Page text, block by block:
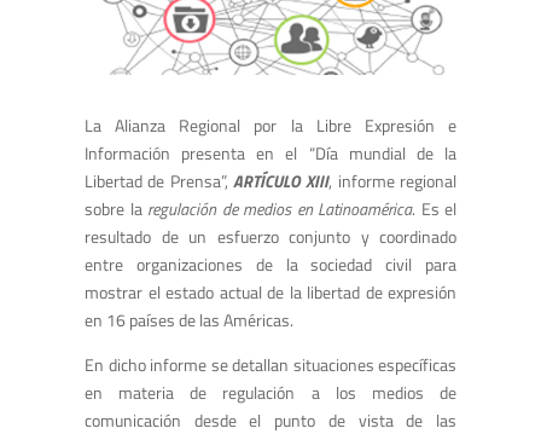
La Alianza Regional por la Libre Expresión e
Información presenta en el “Día mundial de la
Libertad de Prensa”, ARTÍCULO XIII, informe regional
sobre la regulación de medios en Latinoamérica. Es el
resultado de un esfuerzo conjunto y coordinado
entre organizaciones de la sociedad civil para
mostrar el estado actual de la libertad de expresión
en 16 países de las Américas.
En dicho informe se detallan situaciones específicas
en materia de regulación a los medios de
comunicación desde el punto de vista de las